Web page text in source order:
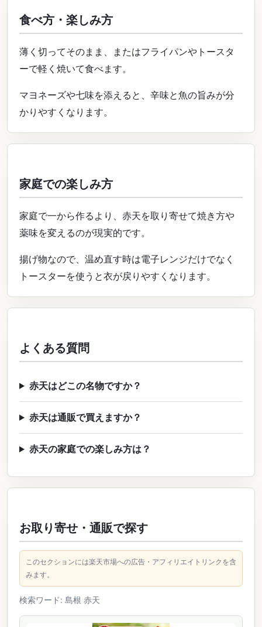
食べ方・楽しみ方
薄く切ってそのまま、またはフライパンやトースタ
ーで軽く焼いて食べます。
マヨネーズや七味を添えると、辛味と魚の旨みが分
かりやすくなります。
家庭での楽しみ方
家庭で一から作るより、赤天を取り寄せて焼き方や
薬味を変えるのが現実的です。
揚げ物なので、温め直す時は電子レンジだけでなく
トースターを使うと衣が戻りやすくなります。
よくある質問
赤天はどこの名物ですか？
赤天は通販で買えますか？
赤天の家庭での楽しみ方は？
お取り寄せ・通販で探す
このセクションには楽天市場への広告・アフィリエイトリンクを含
みます。
検索ワード: 島根 赤天